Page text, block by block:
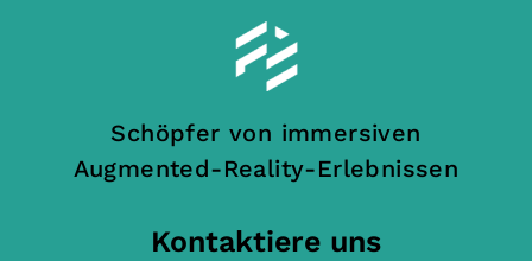
Schöpfer von immersiven
Augmented-Reality-Erlebnissen
Kontaktiere uns